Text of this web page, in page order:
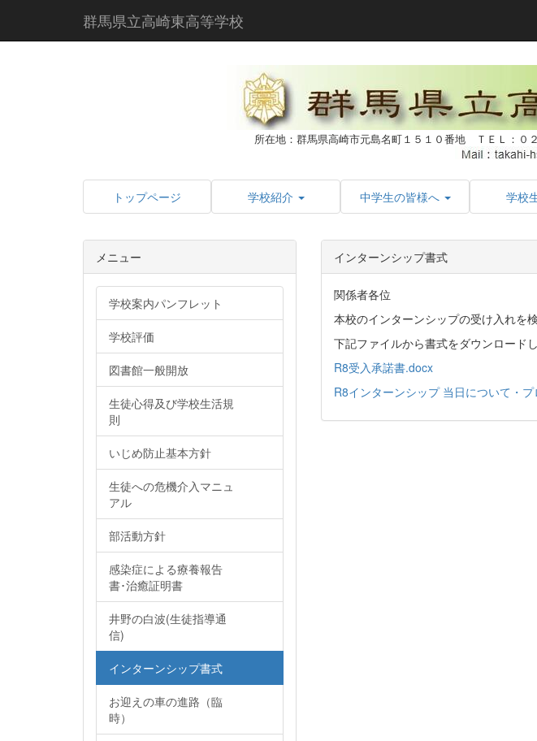
群馬県立高崎東高等学校
所在地：群馬県高崎市元島名町１５１０番地 ＴＥＬ：
トップページ 学校紹介 中学生の皆様へ 学校
インターンシップ書式
関係者各位
本校のインターンシップの受け入れを
下記ファイルから書式をダウンロード
R8受入承諾書.docx
R8インターンシップ 当日について・
メニュー
学校案内パンフレット
学校評価
図書館一般開放
生徒心得及び学校生活規
則
いじめ防止基本方針
生徒への危機介入マニュ
アル
部活動方針
感染症による療養報告
書･治癒証明書
井野の白波(生徒指導通
信)
インターンシップ書式
お迎えの車の進路（臨
時）